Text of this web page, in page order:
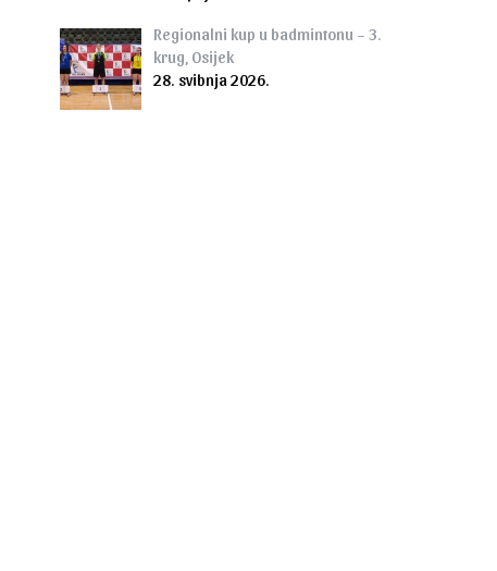
Regionalni kup u badmintonu – 3.
krug, Osijek
28. svibnja 2026.